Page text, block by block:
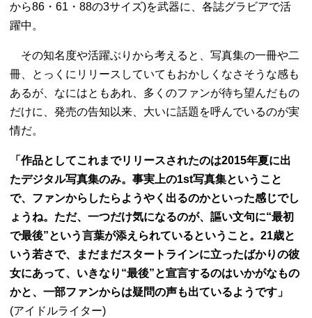
から86・61・88の3サイズ)を武器に、各誌グラビアで活
躍中。
その知名度や活躍ぶりから考えると、写真集の一冊や二
冊、とっくにリリースしていてもおかしくなさそうな感も
あるが、なにはともあれ、多くのファンが待ち望んだもの
だけに、発売の告知以来、大いに話題を呼んでいるのが実
情だ。
「作品としてこれまでリリースされたのは2015年夏に出
たデジタル写真集のみ。事実上の1st写真集ということ
で、ファンからしたらようやく出るのかといった感じでし
ょうね。ただ、一つだけ気になるのが、謳い文句に“最初
で最後”という言葉が添えられているということ。21歳と
いう若さで、まだまだスタートラインに立ったばかりの彼
女にあって、いきなり“最後”と宣言するのはいかがなもの
かと、一部ファンからは疑問の声も出ているようです」
(アイドルライター)